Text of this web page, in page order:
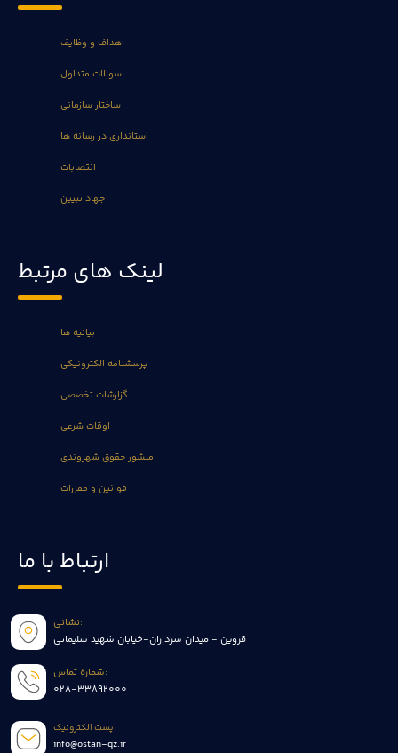
اهداف و وظایف
سوالات متداول
ساختار سازمانی
استانداری در رسانه ها
انتصابات
جهاد تبیین
لینک های مرتبط
بیانیه ها
پرسشنامه الکترونیکی
گزارشات تخصصی
اوقات شرعی
منشور حقوق شهروندی
قوانین و مقررات
ارتباط با ما
نشانی:
قزوین - میدان سرداران-خیابان شهید سلیمانی
شماره تماس:
028-33892000
پست الکترونیک:
info@ostan-qz.ir